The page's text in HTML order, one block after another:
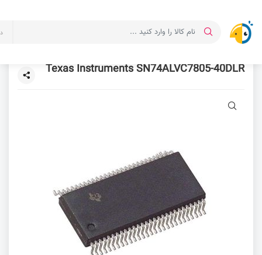
Texas Instruments SN74ALVC7805-40DLR